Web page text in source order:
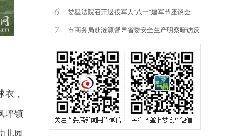
，
坪镇
儿园
6 娄星法院召开退役军人“八一”建军节座谈会
7
市商务局赴涟源督导省委安全生产明察暗访反
馈